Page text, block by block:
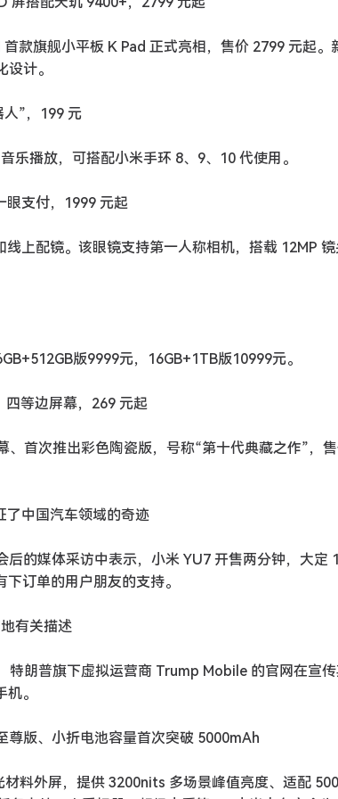
款旗舰小平板 K Pad 正式亮相，售价 2799 元起。
计。
”，199 元
乐播放，可搭配小米手环 8、9、10 代使用。
眼支付，1999 元起
上配镜。该眼镜支持第一人称相机，搭载 12MP
版9999元，16GB+1TB版10999元。
四等边屏幕，269 元起
首次推出彩色陶瓷版，号称“第十代典藏之作”，
了中国汽车领域的奇迹
的媒体采访中表示，小米 YU7 开售两分钟，大定
订单的用户朋友的支持。
有关描述
特朗普旗下虚拟运营商 Trump Mobile 的官网在宣
。
尊版、小折电池容量首次突破 5000mAh
料外屏，提供 3200nits 多场景峰值亮度、适配